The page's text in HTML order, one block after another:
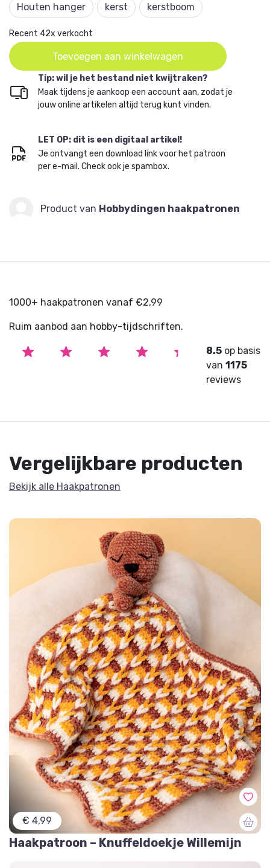
Houten hanger kerst kerstboom
Recent 42x verkocht
Toevoegen aan winkelwagen
Tip: wil je het bestand niet kwijtraken?
Maak tijdens je aankoop een account aan, zodat je
jouw online artikelen altijd terug kunt vinden.
LET OP: dit is een digitaal artikel!
Je ontvangt een download link voor het patroon
per e-mail. Check ook je spambox.
Product van Hobbydingen haakpatronen
1000+ haakpatronen vanaf €2,99
Ruim aanbod aan hobby-tijdschriften.
8.5 op basis
van1175
reviews
Vergelijkbare producten
Bekijk alle Haakpatronen
€ 4,99
Haakpatroon – Knuffeldoekje Willemijn